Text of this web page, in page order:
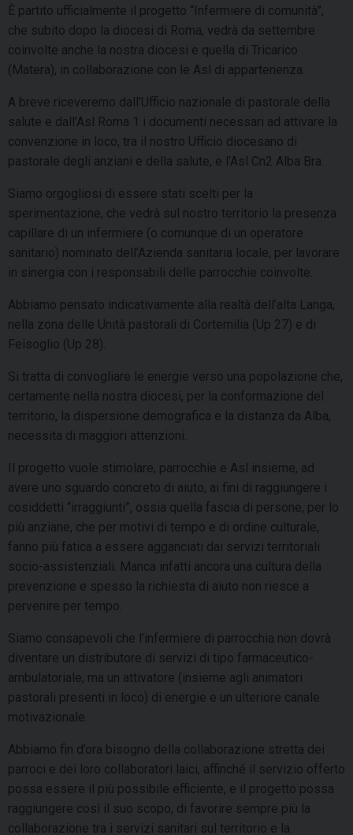
È partito ufficialmente il progetto “Infermiere di comunità”,
che subito dopo la diocesi di Roma, vedrà da settembre
coinvolte anche la nostra diocesi e quella di Tricarico
(Matera), in collaborazione con le Asl di appartenenza.
A breve riceveremo dall’Ufficio nazionale di pastorale della
salute e dall’Asl Roma 1 i documenti necessari ad attivare la
convenzione in loco, tra il nostro Ufficio diocesano di
pastorale degli anziani e della salute, e l’Asl Cn2 Alba Bra.
Siamo orgogliosi di essere stati scelti per la
sperimentazione, che vedrà sul nostro territorio la presenza
capillare di un infermiere (o comunque di un operatore
sanitario) nominato dell’Azienda sanitaria locale, per lavorare
in sinergia con i responsabili delle parrocchie coinvolte.
Abbiamo pensato indicativamente alla realtà dell’alta Langa,
nella zona delle Unità pastorali di Cortemilia (Up 27) e di
Feisoglio (Up 28).
Si tratta di convogliare le energie verso una popolazione che,
certamente nella nostra diocesi, per la conformazione del
territorio, la dispersione demografica e la distanza da Alba,
necessita di maggiori attenzioni.
Il progetto vuole stimolare, parrocchie e Asl insieme, ad
avere uno sguardo concreto di aiuto, ai fini di raggiungere i
cosiddetti “irraggiunti”, ossia quella fascia di persone, per lo
più anziane, che per motivi di tempo e di ordine culturale,
fanno più fatica a essere agganciati dai servizi territoriali
socio-assistenziali. Manca infatti ancora una cultura della
prevenzione e spesso la richiesta di aiuto non riesce a
pervenire per tempo.
Siamo consapevoli che l’infermiere di parrocchia non dovrà
diventare un distributore di servizi di tipo farmaceutico-
ambulatoriale, ma un attivatore (insieme agli animatori
pastorali presenti in loco) di energie e un ulteriore canale
motivazionale.
Abbiamo fin d’ora bisogno della collaborazione stretta dei
parroci e dei loro collaboratori laici, affinché il servizio offerto
possa essere il più possibile efficiente, e il progetto possa
raggiungere così il suo scopo, di favorire sempre più la
collaborazione tra i servizi sanitari sul territorio e la